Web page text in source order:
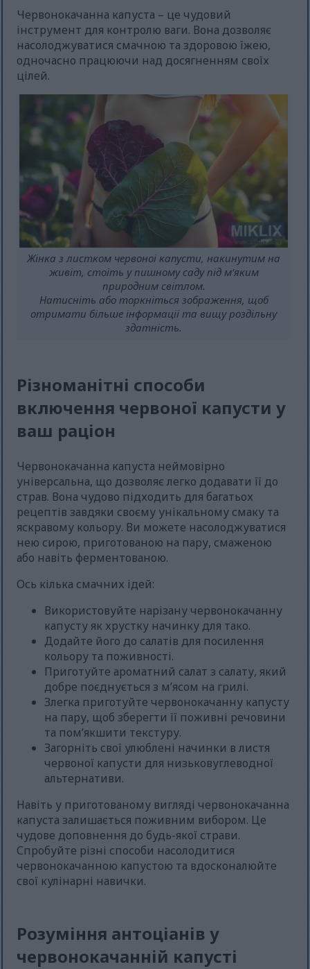
Червонокачанна капуста – це чудовий
інструмент для контролю ваги. Вона дозволяє
насолоджуватися смачною та здоровою їжею,
одночасно працюючи над досягненням своїх
цілей.
Жінка з листком червоної капусти, накинутим на
живіт, стоїть у пишному саду під м'яким
природним світлом.
Натисніть або торкніться зображення, щоб
отримати більше інформації та вищу роздільну
здатність.
Різноманітні способи
включення червоної капусти у
ваш раціон
Червонокачанна капуста неймовірно
універсальна, що дозволяє легко додавати її до
страв. Вона чудово підходить для багатьох
рецептів завдяки своєму унікальному смаку та
яскравому кольору. Ви можете насолоджуватися
нею сирою, приготованою на пару, смаженою
або навіть ферментованою.
Ось кілька смачних ідей:
Використовуйте нарізану червонокачанну
капусту як хрустку начинку для тако.
Додайте його до салатів для посилення
кольору та поживності.
Приготуйте ароматний салат з салату, який
добре поєднується з м’ясом на грилі.
Злегка приготуйте червонокачанну капусту
на пару, щоб зберегти її поживні речовини
та пом’якшити текстуру.
Загорніть свої улюблені начинки в листя
червоної капусти для низьковуглеводної
альтернативи.
Навіть у приготованому вигляді червонокачанна
капуста залишається поживним вибором. Це
чудове доповнення до будь-якої страви.
Спробуйте різні способи насолодитися
червонокачанною капустою та вдосконалюйте
свої кулінарні навички.
Розуміння антоціанів у
червонокачанній капусті